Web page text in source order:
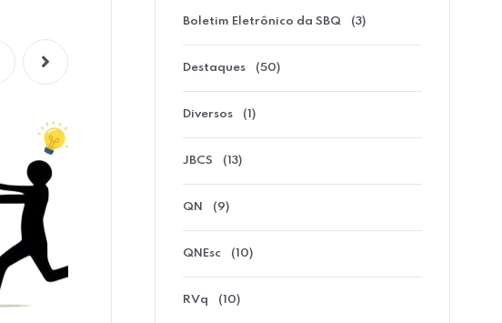
Boletim Eletrônico da SBQ (3)
Destaques (50)
Diversos (1)
JBCS (13)
QN (9)
QNEsc (10)
RVq (10)